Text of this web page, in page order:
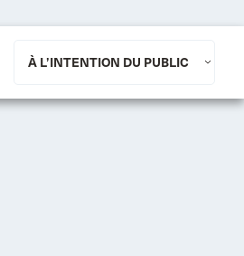
À L’INTENTION DU PUBLIC